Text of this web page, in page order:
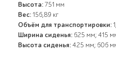
Высота:751 мм
Вес:156,89 кг
Объём для транспортировки:
Ширина сиденья: 625 мм; 415
Высота сиденья:425 мм; 606